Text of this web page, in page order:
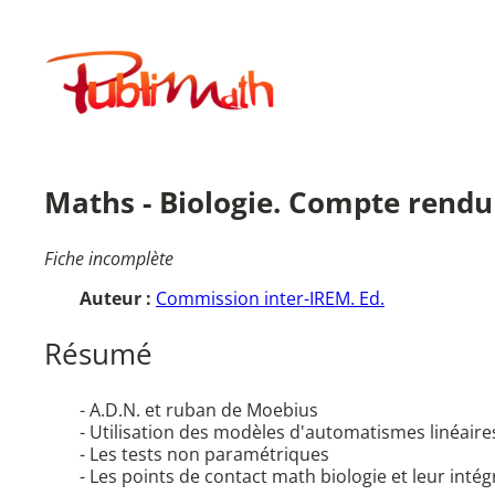
contenuPublimath
Maths - Biologie. Compte
Fiche incomplète
Auteur : Commission inter-IREM. Ed.
Résumé
- A.D.N. et ruban de Moebius
- Utilisation des modèles d'automatismes
- Les tests non paramétriques
- Les points de contact math biologie et leur